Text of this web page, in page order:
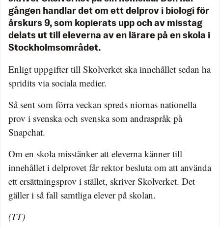
gången handlar det om ett delprov i biologi för
årskurs 9, som kopierats upp och av misstag
delats ut till eleverna av en lärare på en skola i
Stockholmsområdet.
Enligt uppgifter till Skolverket ska innehållet sedan ha
spridits via sociala medier.
Så sent som förra veckan spreds niornas nationella
prov i svenska och svenska som andraspråk på
Snapchat.
Om en skola misstänker att eleverna känner till
innehållet i delprovet får rektor besluta om att använda
ett ersättningsprov i stället, skriver Skolverket. Det
gäller i så fall samtliga elever på skolan.
(TT)